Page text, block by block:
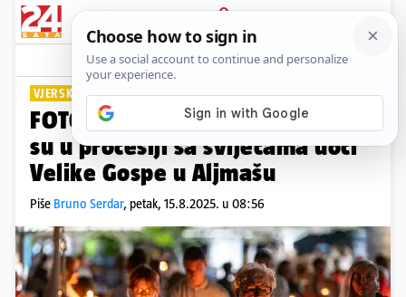
PRIJAVA
Lifestyle Komentari
VJERSKI OBIČAJ
FOTO Brojni vjernici sudjelovali
su u procesiji sa svijećama uoči
Velike Gospe u Aljmašu
Piše Bruno Serdar, petak, 15.8.2025. u 08:56